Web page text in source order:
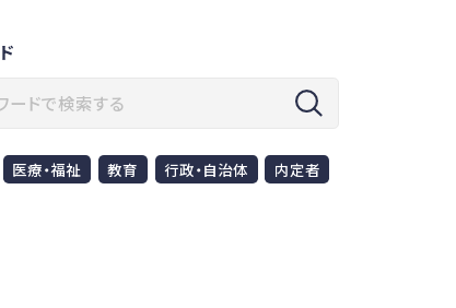
医療・福祉 教育 行政・自治体
内定者